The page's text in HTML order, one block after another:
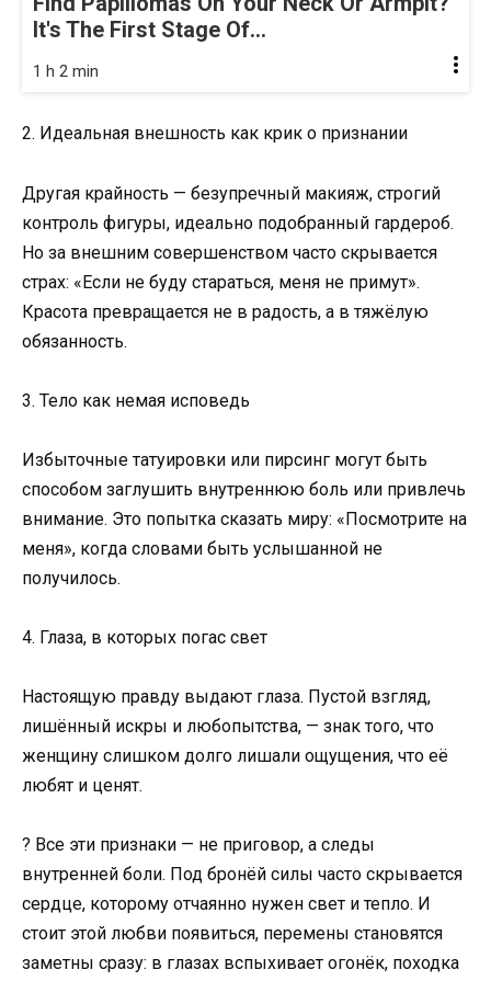
It's The First Stage Of...
1 h 2 min
2. Идеальная внешность как крик о признании
Другая крайность — безупречный макияж, строгий
контроль фигуры, идеально подобранный гардероб.
Но за внешним совершенством часто скрывается
страх: «Если не буду стараться, меня не примут».
Красота превращается не в радость, а в тяжёлую
обязанность.
3. Тело как немая исповедь
Избыточные татуировки или пирсинг могут быть
способом заглушить внутреннюю боль или привлечь
внимание. Это попытка сказать миру: «Посмотрите на
меня», когда словами быть услышанной не
получилось.
4. Глаза, в которых погас свет
Настоящую правду выдают глаза. Пустой взгляд,
лишённый искры и любопытства, — знак того, что
женщину слишком долго лишали ощущения, что её
любят и ценят.
? Все эти признаки — не приговор, а следы
внутренней боли. Под бронёй силы часто скрывается
сердце, которому отчаянно нужен свет и тепло. И
стоит этой любви появиться, перемены становятся
заметны сразу: в глазах вспыхивает огонёк, походка